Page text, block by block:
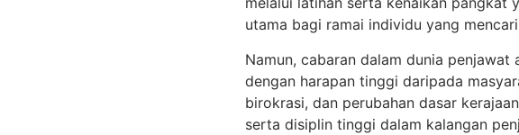
utama bagi ramai individu yang
Namun, cabaran dalam dunia
dengan harapan tinggi daripada
birokrasi, dan perubahan dasar
serta disiplin tinggi dalam kalangan